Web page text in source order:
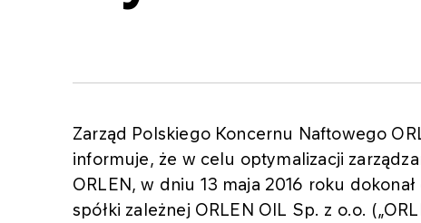
Zarząd Polskiego Koncernu Naftowego
informuje, że w celu optymalizacji
ORLEN, w dniu 13 maja 2016 roku
spółki zależnej ORLEN OIL Sp. z o.o.